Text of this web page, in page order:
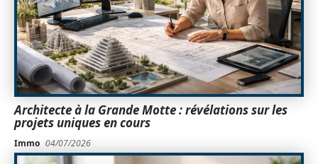
Architecte à la Grande Motte : révélations sur les
projets uniques en cours
Immo 04/07/2026